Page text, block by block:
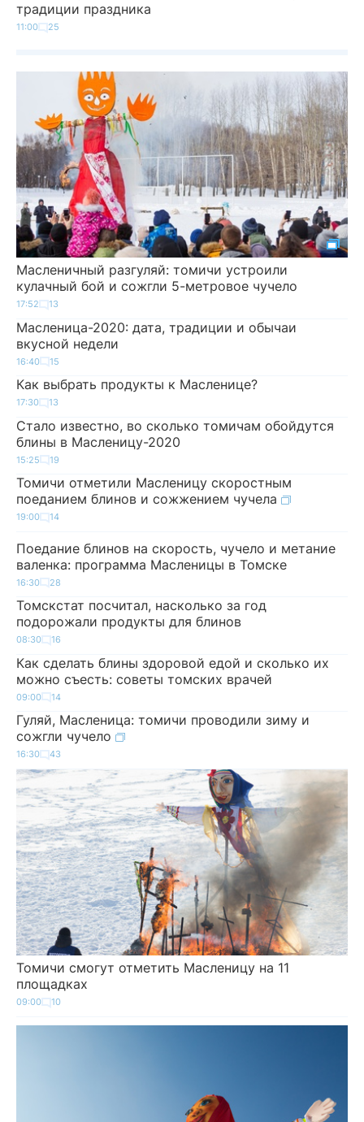
традиции праздника
11:00 25
Масленичный разгуляй: томичи устроили
кулачный бой и сожгли 5-метровое чучело
17:52 13
Масленица-2020: дата, традиции и обычаи
вкусной недели
16:40 15
Как выбрать продукты к Масленице?
17:30 13
Стало известно, во сколько томичам обойдутся
блины в Масленицу-2020
15:25 19
Томичи отметили Масленицу скоростным
поеданием блинов и сожжением чучела
19:00 14
Поедание блинов на скорость, чучело и метание
валенка: программа Масленицы в Томске
16:30 28
Томскстат посчитал, насколько за год
подорожали продукты для блинов
08:30 16
Как сделать блины здоровой едой и сколько их
можно съесть: советы томских врачей
09:00 14
Гуляй, Масленица: томичи проводили зиму и
сожгли чучело
16:30 43
Томичи смогут отметить Масленицу на 11
площадках
09:00 10